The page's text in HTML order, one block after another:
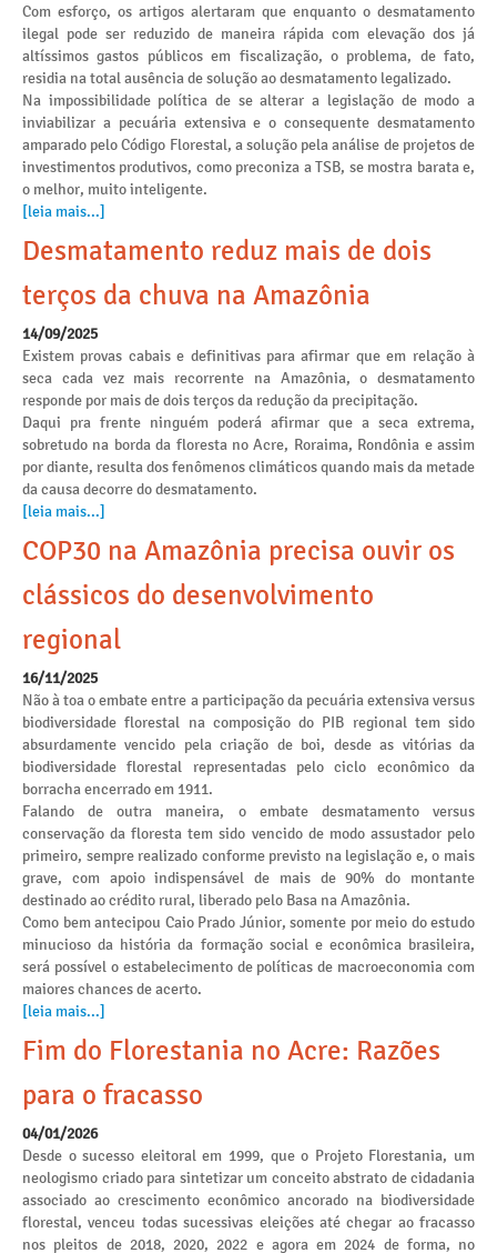
Com esforço, os artigos alertaram que enquanto o desmatamento
ilegal pode ser reduzido de maneira rápida com elevação dos já
altíssimos gastos públicos em fiscalização, o problema, de fato,
residia na total ausência de solução ao desmatamento legalizado.
Na impossibilidade política de se alterar a legislação de modo a
inviabilizar a pecuária extensiva e o consequente desmatamento
amparado pelo Código Florestal, a solução pela análise de projetos de
investimentos produtivos, como preconiza a TSB, se mostra barata e,
o melhor, muito inteligente.
[leia mais...]
Desmatamento reduz mais de dois
terços da chuva na Amazônia
14/09/2025
Existem provas cabais e definitivas para afirmar que em relação à
seca cada vez mais recorrente na Amazônia, o desmatamento
responde por mais de dois terços da redução da precipitação.
Daqui pra frente ninguém poderá afirmar que a seca extrema,
sobretudo na borda da floresta no Acre, Roraima, Rondônia e assim
por diante, resulta dos fenômenos climáticos quando mais da metade
da causa decorre do desmatamento.
[leia mais...]
COP30 na Amazônia precisa ouvir os
clássicos do desenvolvimento
regional
16/11/2025
Não à toa o embate entre a participação da pecuária extensiva versus
biodiversidade florestal na composição do PIB regional tem sido
absurdamente vencido pela criação de boi, desde as vitórias da
biodiversidade florestal representadas pelo ciclo econômico da
borracha encerrado em 1911.
Falando de outra maneira, o embate desmatamento versus
conservação da floresta tem sido vencido de modo assustador pelo
primeiro, sempre realizado conforme previsto na legislação e, o mais
grave, com apoio indispensável de mais de 90% do montante
destinado ao crédito rural, liberado pelo Basa na Amazônia.
Como bem antecipou Caio Prado Júnior, somente por meio do estudo
minucioso da história da formação social e econômica brasileira,
será possível o estabelecimento de políticas de macroeconomia com
maiores chances de acerto.
[leia mais...]
Fim do Florestania no Acre: Razões
para o fracasso
04/01/2026
Desde o sucesso eleitoral em 1999, que o Projeto Florestania, um
neologismo criado para sintetizar um conceito abstrato de cidadania
associado ao crescimento econômico ancorado na biodiversidade
florestal, venceu todas sucessivas eleições até chegar ao fracasso
nos pleitos de 2018, 2020, 2022 e agora em 2024 de forma, no